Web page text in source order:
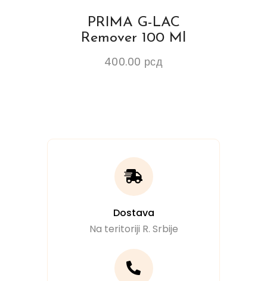
PRIMA G-LAC
Remover 100 Ml
400.00 рсд
Dostava
Na teritoriji R. Srbije